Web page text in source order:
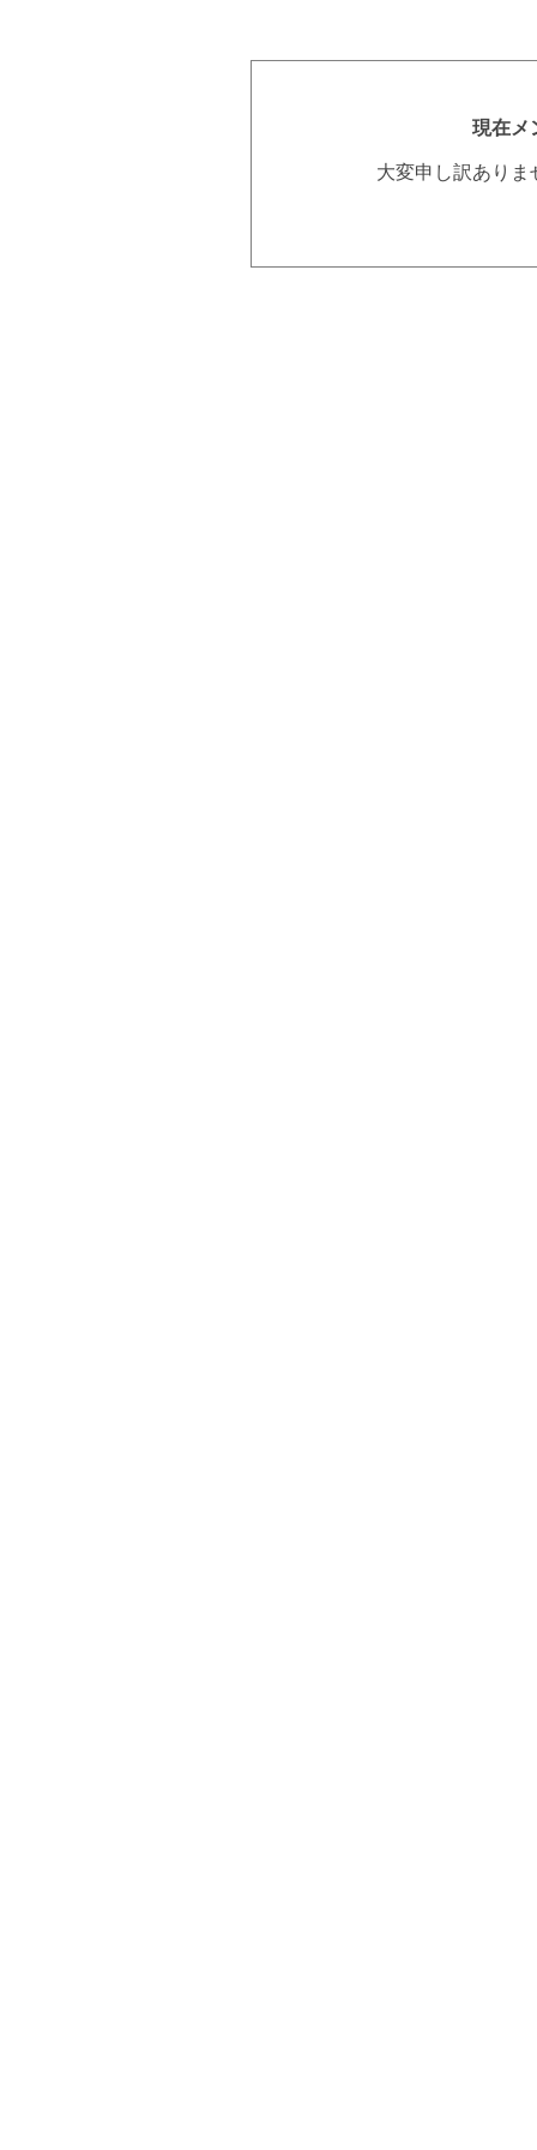
現在メ
大変申し訳あり